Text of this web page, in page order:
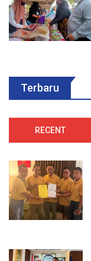
Terbaru
RECENT